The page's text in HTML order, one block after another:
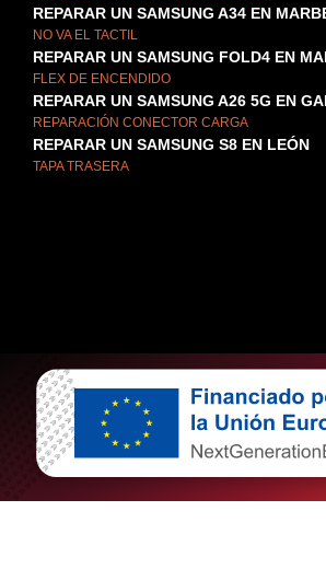
REPARAR UN SAMSUNG A34 EN
NO VA EL TACTIL
REPARAR UN SAMSUNG FOLD4 EN
FLEX DE ENCENDIDO
REPARAR UN SAMSUNG A26 5G EN
REPARACIÓN CONECTOR CARGA
REPARAR UN SAMSUNG S8 EN LEÓN
TAPA TRASERA